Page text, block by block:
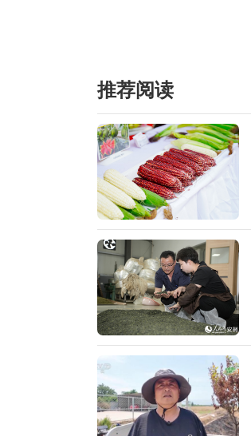
推荐阅读